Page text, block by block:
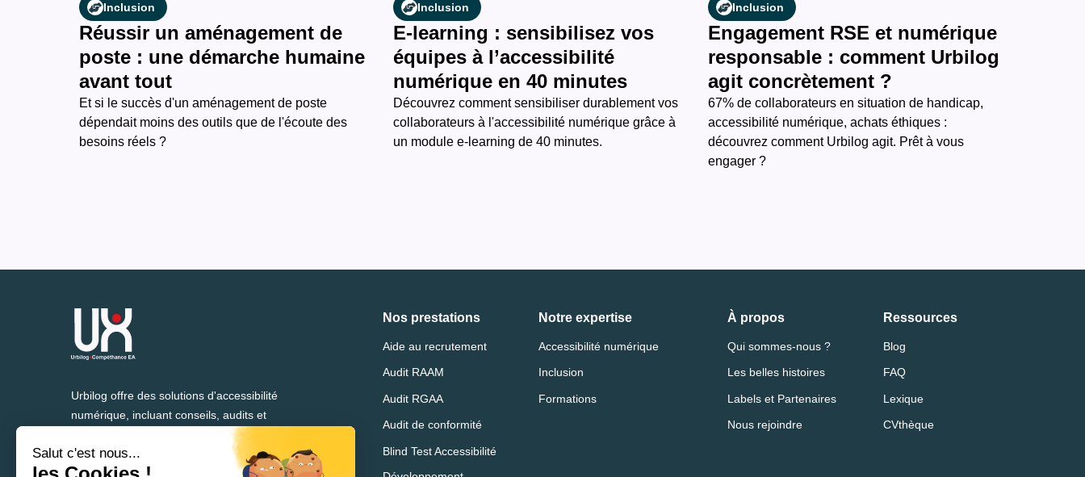
Inclusion
Réussir un aménagement de
poste : une démarche humaine
avant tout
Et si le succès d'un aménagement de poste
dépendait moins des outils que de l'écoute des
besoins réels ?
Inclusion
E-learning : sensibilisez vos
équipes à l’accessibilité
numérique en 40 minutes
Découvrez comment sensibiliser durablement vos
collaborateurs à l'accessibilité numérique grâce à
un module e-learning de 40 minutes.
Inclusion
Engagement RSE et numérique
responsable : comment Urbilog
agit concrètement ?
67% de collaborateurs en situation de handicap,
accessibilité numérique, achats éthiques :
découvrez comment Urbilog agit. Prêt à vous
engager ?
Urbilog offre des solutions d'accessibilité
numérique, incluant conseils, audits et
formation, depuis plus de 25 ans.
Nos prestations
Aide au recrutement
Audit RAAM
Audit RGAA
Audit de conformité
Blind Test Accessibilité
Notre expertise
Accessibilité numérique
Inclusion
Formations
À propos
Qui sommes-nous ?
Les belles histoires
Labels et Partenaires
Nous rejoindre
Ressources
Blog
FAQ
Lexique
CVthèque